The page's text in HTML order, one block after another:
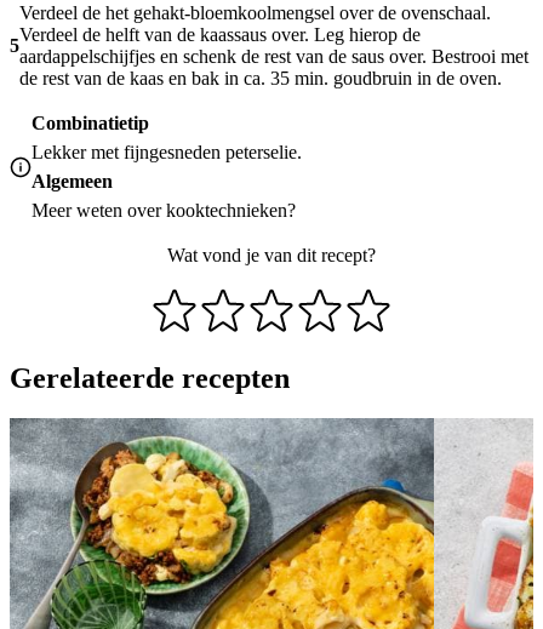
5
Verdeel de het gehakt-bloemkoolmengsel over de ovenschaal.
Verdeel de helft van de kaassaus over. Leg hierop de
aardappelschijfjes en schenk de rest van de saus over. Bestrooi met
de rest van de kaas en bak in ca. 35 min. goudbruin in de oven.
Combinatietip
Lekker met fijngesneden peterselie.
Algemeen
Meer weten overkooktechnieken?
Wat vond je van dit recept?
Gerelateerde recepten